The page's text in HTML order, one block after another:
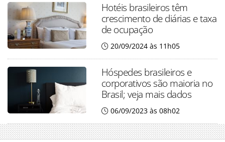
Hotéis brasileiros têm
crescimento de diárias e taxa
de ocupação
20/09/2024 às 11h05
Hóspedes brasileiros e
corporativos são maioria no
Brasil; veja mais dados
06/09/2023 às 08h02